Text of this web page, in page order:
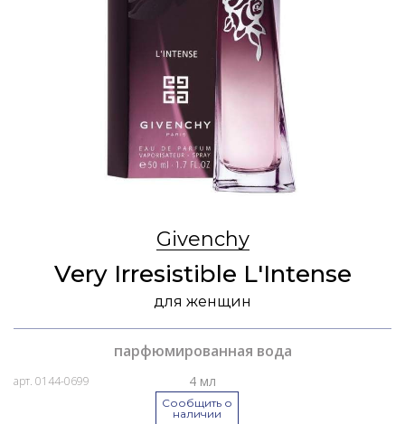
Givenchy
Very Irresistible L'Intense
для женщин
парфюмированная вода
арт. 0144-0699 4 мл
Сообщить о
наличии